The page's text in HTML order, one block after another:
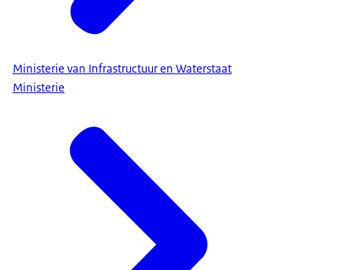
Ministerie van Infrastructuur en Waterstaat
Ministerie